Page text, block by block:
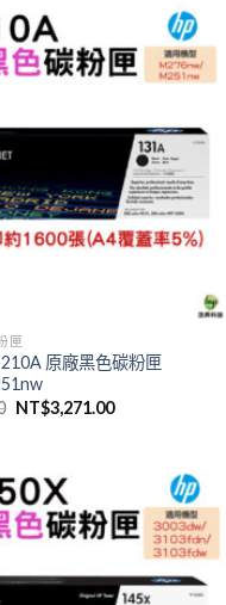
NT$2,079.00。 NT$1,996.00。
匣
原廠黑色碳粉匣
原
NT$3,407.00。
NT$3,271.00目
NT$3,271.00。